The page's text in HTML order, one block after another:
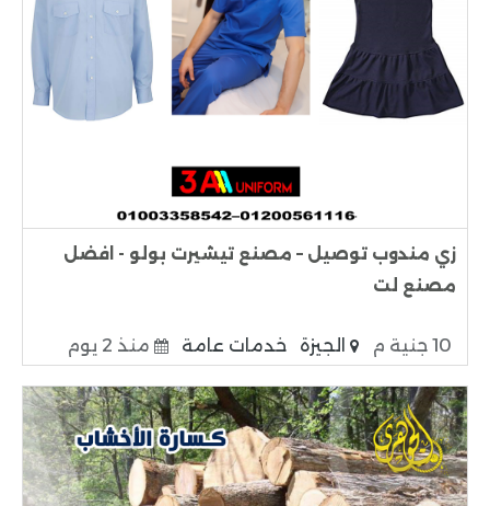
زي مندوب توصيل – مصنع تيشيرت بولو - افضل
مصنع لت
10 جنية م الجيزة خدمات عامة منذ 2 يوم